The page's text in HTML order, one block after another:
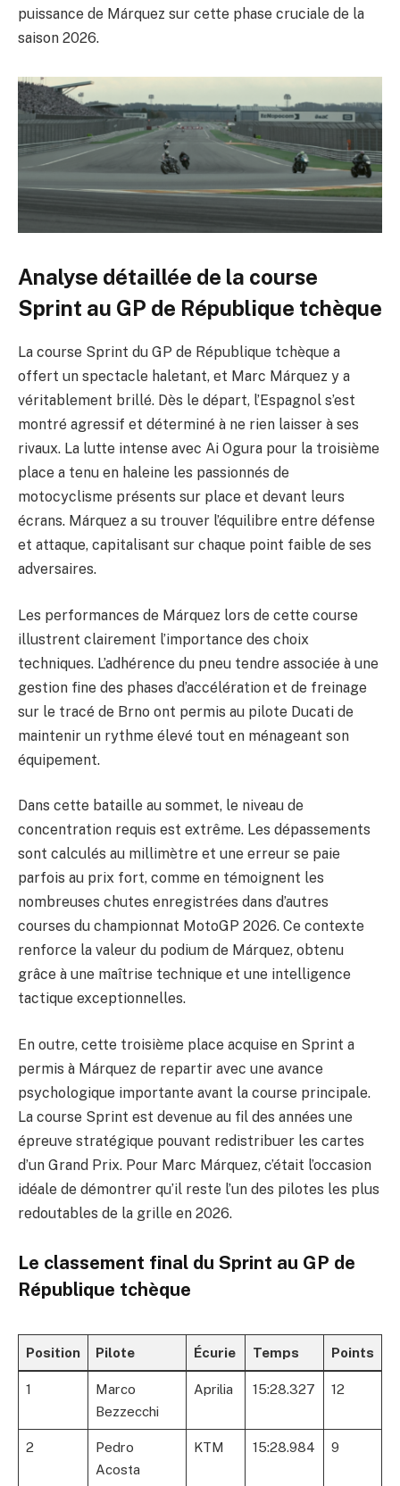
puissance de Márquez sur cette phase cruciale de la
saison 2026.
Analyse détaillée de la course
Sprint au GP de République tchèque
La course Sprint du GP de République tchèque a
offert un spectacle haletant, et Marc Márquez y a
véritablement brillé. Dès le départ, l’Espagnol s’est
montré agressif et déterminé à ne rien laisser à ses
rivaux. La lutte intense avec Ai Ogura pour la troisième
place a tenu en haleine les passionnés de
motocyclisme présents sur place et devant leurs
écrans. Márquez a su trouver l’équilibre entre défense
et attaque, capitalisant sur chaque point faible de ses
adversaires.
Les performances de Márquez lors de cette course
illustrent clairement l’importance des choix
techniques. L’adhérence du pneu tendre associée à une
gestion fine des phases d’accélération et de freinage
sur le tracé de Brno ont permis au pilote Ducati de
maintenir un rythme élevé tout en ménageant son
équipement.
Dans cette bataille au sommet, le niveau de
concentration requis est extrême. Les dépassements
sont calculés au millimètre et une erreur se paie
parfois au prix fort, comme en témoignent les
nombreuses chutes enregistrées dans d’autres
courses du championnat MotoGP 2026. Ce contexte
renforce la valeur du podium de Márquez, obtenu
grâce à une maîtrise technique et une intelligence
tactique exceptionnelles.
En outre, cette troisième place acquise en Sprint a
permis à Márquez de repartir avec une avance
psychologique importante avant la course principale.
La course Sprint est devenue au fil des années une
épreuve stratégique pouvant redistribuer les cartes
d’un Grand Prix. Pour Marc Márquez, c’était l’occasion
idéale de démontrer qu’il reste l’un des pilotes les plus
redoutables de la grille en 2026.
Le classement final du Sprint au GP de
République tchèque
Position Pilote Écurie Temps Points
1
Marco
Bezzecchi
Aprilia 15:28.327 12
2
Pedro
Acosta
KTM 15:28.984 9